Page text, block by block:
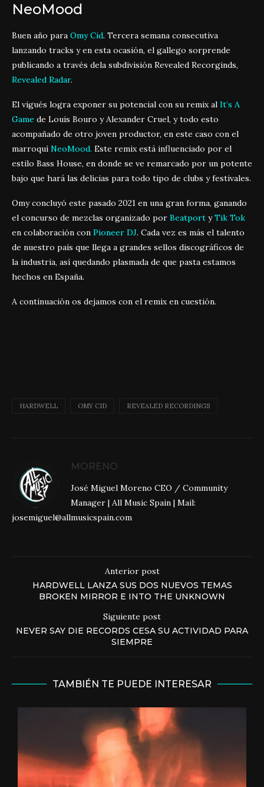
NeoMood
Buen año para Omy Cid. Tercera semana consecutiva
lanzando tracks y en esta ocasión, el gallego sorprende
publicando a través dela subdivisión Revealed Recorginds,
Revealed Radar.
El vigués logra exponer su potencial con su remix al It’s A
Game de Louis Bouro y Alexander Cruel, y todo esto
acompañado de otro joven productor, en este caso con el
marroquí NeoMood. Este remix está influenciado por el
estilo Bass House, en donde se ve remarcado por un potente
bajo que hará las delicias para todo tipo de clubs y festivales.
Omy concluyó este pasado 2021 en una gran forma, ganando
el concurso de mezclas organizado por Beatport yTik Tok
en colaboración con Pioneer DJ. Cada vez es más el talento
de nuestro país que llega a grandes sellos discográficos de
la industria, así quedando plasmada de que pasta estamos
hechos en España.
A continuación os dejamos con el remix en cuestión.
HARDWELL OMY CID REVEALED RECORDINGS
MORENO
José Miguel Moreno CEO / Community
Manager | All Music Spain | Mail:
josemiguel@allmusicspain.com
Anterior post
HARDWELL LANZA SUS DOS NUEVOS TEMAS
BROKEN MIRROR E INTO THE UNKNOWN
Siguiente post
NEVER SAY DIE RECORDS CESA SU ACTIVIDAD PARA
SIEMPRE
TAMBIÉN TE PUEDE INTERESAR